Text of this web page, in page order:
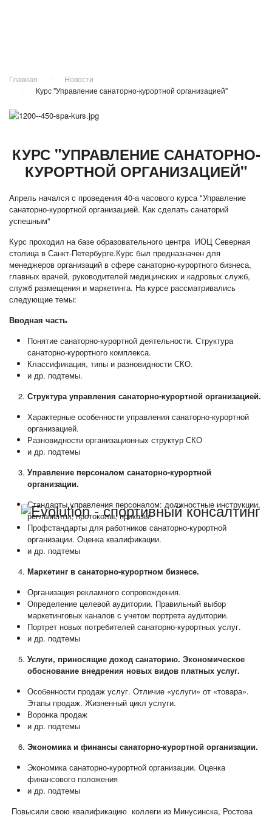
Главная
Новости
Курс "Управление санаторно-курортной организацией"
КУРС "УПРАВЛЕНИЕ САНАТОРНО-
КУРОРТНОЙ ОРГАНИЗАЦИЕЙ"
Апрель начался с проведения 40-а часового курса "Управление
санаторно-курортной организацией. Как сделать санаторий
успешным"
Курс проходил на базе образовательного центра ИОЦ Северная
столица в Санкт-Петербурге.Курс был предназначен для
менеджеров организаций в сфере санаторно-курортного бизнеса,
главных врачей, руководителей медицинских и кадровых служб,
служб размещения и маркетинга. На курсе рассматривались
следующие темы:
Вводная часть
Понятие санаторно-курортной деятельности. Структура
санаторно-курортного комплекса.
Классификация, типы и разновидности СКО.
и др. подтемы.
Структура управления санаторно-курортной организацией.
Характерные особенности управления санаторно-курортной
организацией.
Разновидности организационных структур СКО
и др. подтемы
Управление персоналом санаторно-курортной
организации.
Стандарты управления персоналом: должностные инструкции,
регламенты, протоколы, приказы.
Профстандарты для работников санаторно-курортной
организации. Оценка квалификации.
и др. подтемы
Маркетинг в санаторно-курортном бизнесе.
Организация рекламного сопровождения.
Определение целевой аудитории. Правильный выбор
маркетинговых каналов с учетом портрета аудитории.
Портрет новых потребителей санаторно-курортных услуг.
и др. подтемы
Услуги, приносящие доход санаторию. Экономическое
обоснование внедрения новых видов платных услуг.
Особенности продаж услуг. Отличие «услуги» от «товара».
Этапы продаж. Жизненный цикл услуги.
Воронка продаж
и др. подтемы
Экономика и финансы санаторно-курортной организации.
Экономика санаторно-курортной организации. Оценка
финансового положения
и др. подтемы
Повысили свою квалификацию коллеги из Минусинска, Ростова